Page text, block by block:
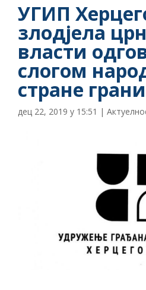
УГИП
злодјела
власти
слогом
стране
дец 22, 2019 у 15:51 |